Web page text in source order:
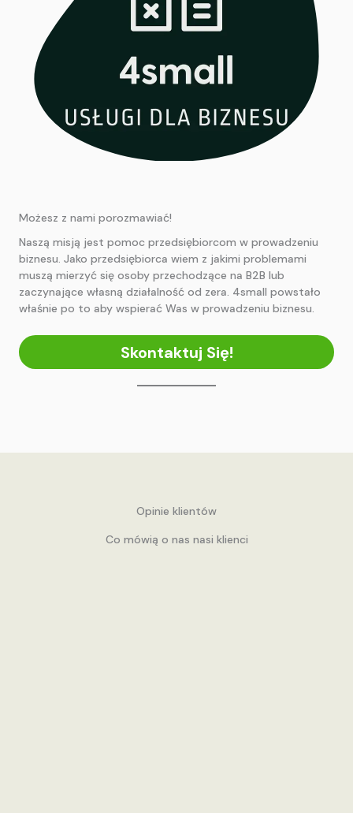
Możesz z nami porozmawiać!
Naszą misją jest pomoc przedsiębiorcom w prowadzeniu
biznesu. Jako przedsiębiorca wiem z jakimi problemami
muszą mierzyć się osoby przechodzące na B2B lub
zaczynające własną działalność od zera. 4small powstało
właśnie po to aby wspierać Was w prowadzeniu biznesu.
Skontaktuj Się!
Opinie klientów
Co mówią o nas nasi klienci